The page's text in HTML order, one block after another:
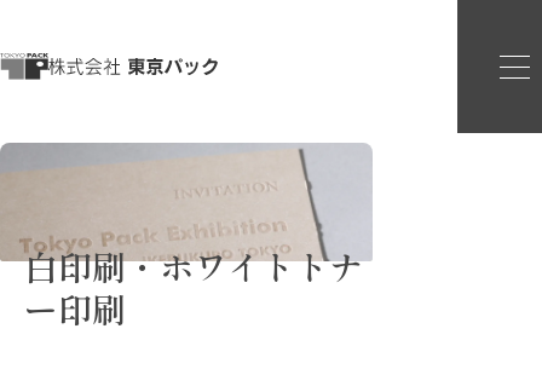
白印刷・ホワイトトナ
ー印刷